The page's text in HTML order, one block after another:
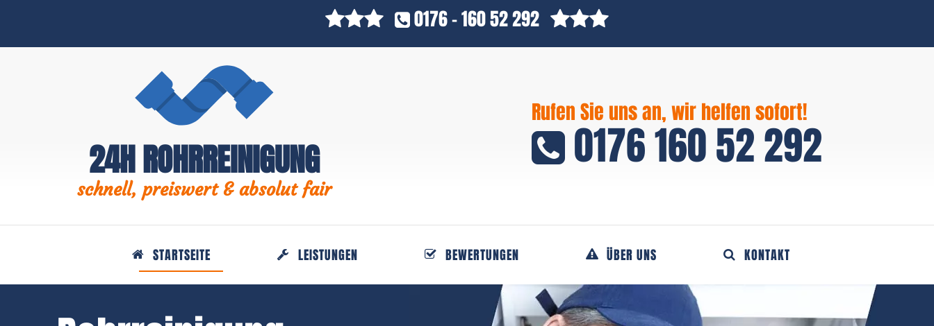
0176 - 160 52 292
Rufen Sie uns an, wir helfen sofort!
0176 160 52 292
24H ROHRREINIGUNG
schnell, preiswert & absolut fair
STARTSEITE LEISTUNGEN BEWERTUNGEN ÜBER UNS KONTAKT